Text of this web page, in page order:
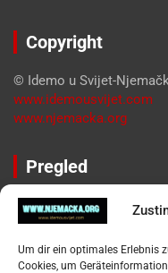
Um dir ein optimales Erlebnis
Cookies, um
Copyright
© Idemo u Svijet-
www.idemousvijet.com
www.njemacka.org
Pregled
Impressum
Datenschutzerklärung
Widerufsbelehrung
Oglašavanje / Postavite